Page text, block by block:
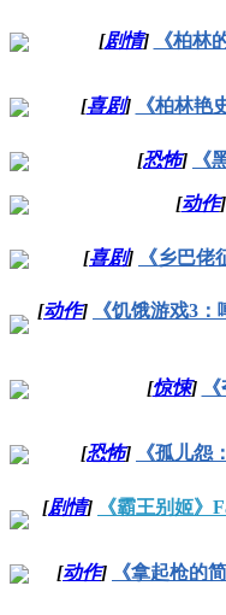
[剧情] 《柏林
[喜剧] 《柏林艳
[恐怖] 《
[动作]
[喜剧] 《乡巴
[动作]
《饥饿游戏3
[惊悚]
[恐怖] 《孤儿怨
[剧情]
《霸王别姬》
[动作] 《拿起枪的